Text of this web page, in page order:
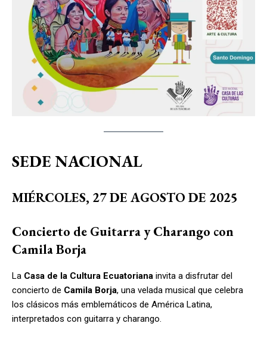
SEDE NACIONAL
MIÉRCOLES, 27 DE AGOSTO DE 2025
Concierto de Guitarra y Charango con
Camila Borja
La Casa de la Cultura Ecuatoriana invita a disfrutar del
concierto de Camila Borja, una velada musical que celebra
los clásicos más emblemáticos de América Latina,
interpretados con guitarra y charango.